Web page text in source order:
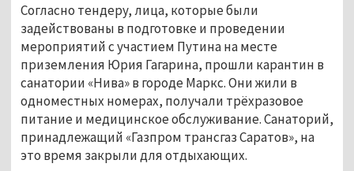
Согласно тендеру, лица, которые были
задействованы в подготовке и проведении
мероприятий с участием Путина на месте
приземления Юрия Гагарина, прошли карантин в
санатории «Нива» в городе Маркс. Они жили в
одноместных номерах, получали трёхразовое
питание и медицинское обслуживание. Санаторий,
принадлежащий «Газпром трансгаз Саратов», на
это время закрыли для отдыхающих.